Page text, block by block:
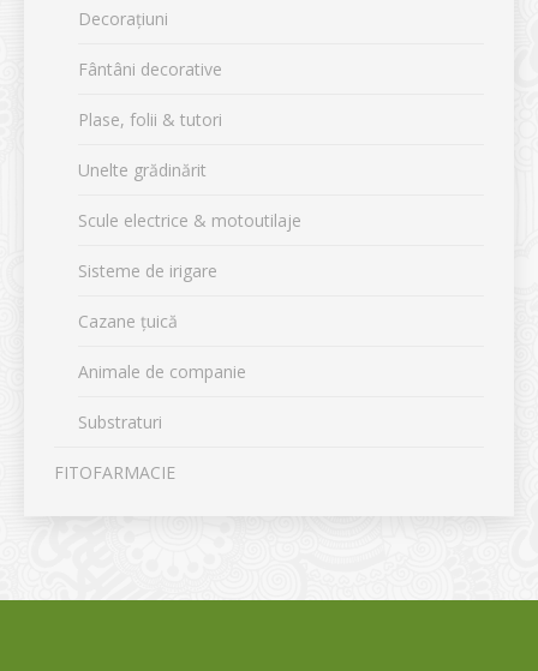
Decorațiuni
Fântâni decorative
Plase, folii & tutori
Unelte grădinărit
Scule electrice & motoutilaje
Sisteme de irigare
Cazane țuică
Animale de companie
Substraturi
FITOFARMACIE